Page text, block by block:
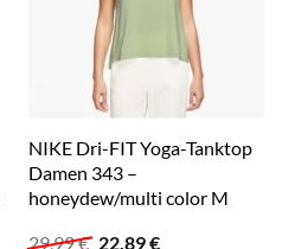
NIKE Dri-FIT Yoga-Tanktop
Damen 343 –
honeydew/multi color M
29,99€ Ursprünglicher
22,89€Aktueller